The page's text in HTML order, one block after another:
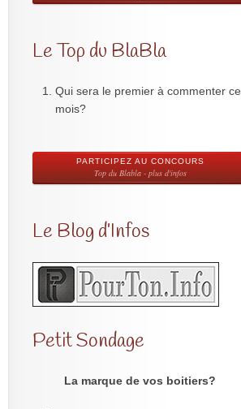
Le Top du BlaBla
Qui sera le premier à commenter ce
mois?
PARTICIPEZ AU CONCOURS
Top du Blabla - plus d'infos
Le Blog d’Infos
Petit Sondage
La marque de vos boitiers?